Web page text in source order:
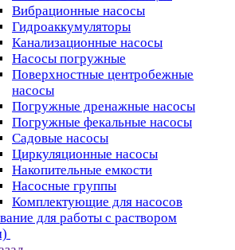
Вибрационные насосы
Гидроаккумуляторы
Канализационные насосы
Насосы погружные
Поверхностные центробежные
насосы
Погружные дренажные насосы
Погружные фекальные насосы
Садовые насосы
Циркуляционные насосы
Накопительные емкости
Насосные группы
Комплектующие для насосов
для работы с раствором